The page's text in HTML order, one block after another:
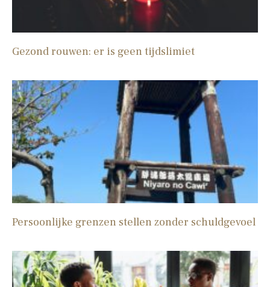
Gezond rouwen: er is geen tijdslimiet
Persoonlijke grenzen stellen zonder schuldgevoel